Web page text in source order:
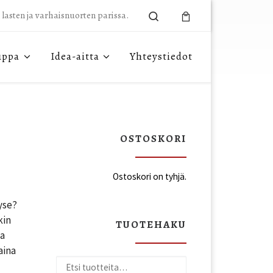
ja varhaisnuorten parissa. Search
Idea-aitta Yhteystiedot
OSTOSKORI
Ostoskori on tyhjä.
TUOTEHAKU